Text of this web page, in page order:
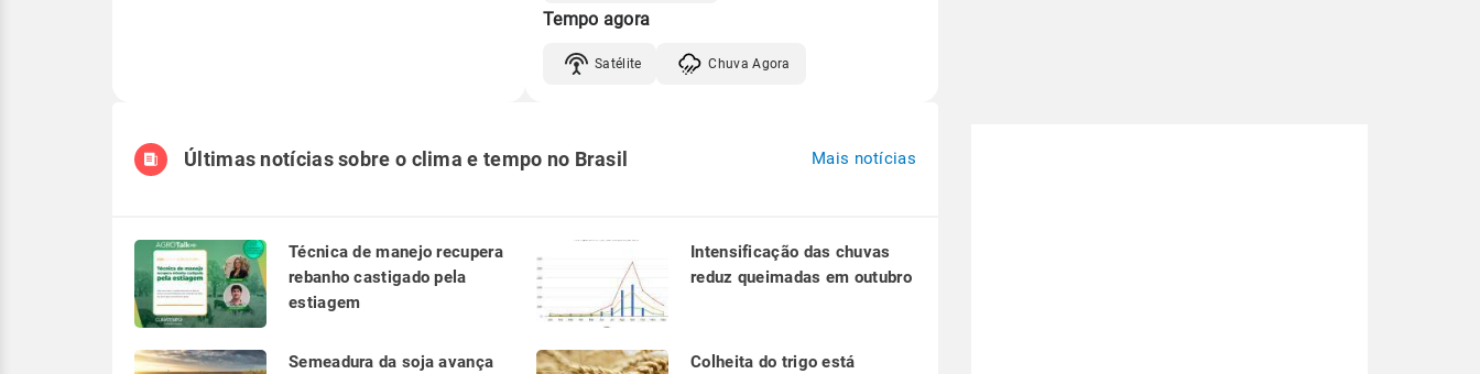
Tempo agora
Satélite Chuva Agora
Últimas notícias sobre o clima e tempo no Brasil Mais notícias
Técnica de manejo recupera
rebanho castigado pela
estiagem
Intensificação das chuvas
reduz queimadas em outubro
Semeadura da soja avança
Colheita do trigo está